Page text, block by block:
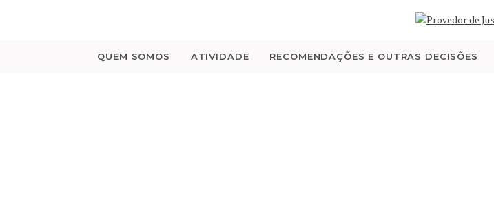
QUEM SOMOS ATIVIDADE RECOMENDAÇÕES E OUTRAS DECISÕES
QUEM SOMOS
ATIVIDADE